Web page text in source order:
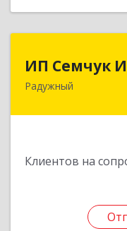
ИП Семчук
Радужный
Клиентов на
628464,